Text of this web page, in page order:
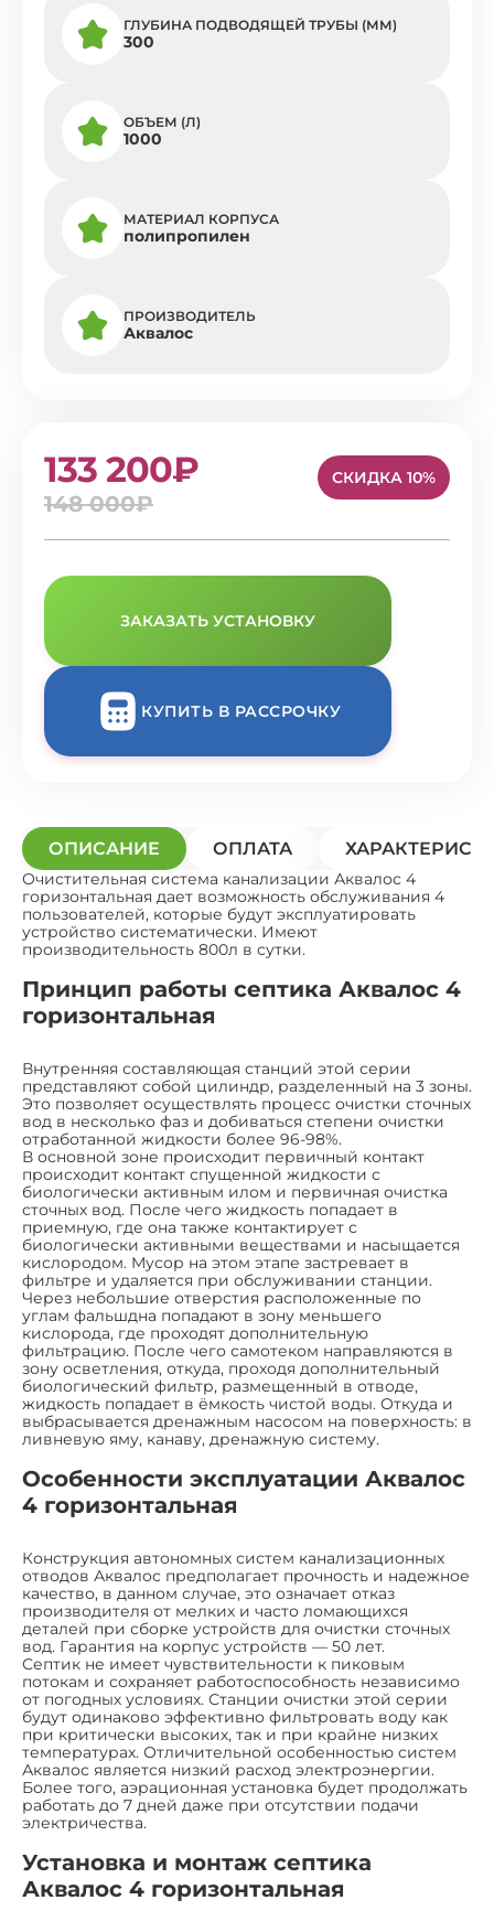
ГЛУБИНА ПОДВОДЯЩЕЙ ТРУБЫ (ММ)
300
ОБЪЕМ (Л)
1000
МАТЕРИАЛ КОРПУСА
полипропилен
ПРОИЗВОДИТЕЛЬ
Аквалос
133 200₽
148 000₽
СКИДКА 10%
ЗАКАЗАТЬ УСТАНОВКУ
КУПИТЬ В РАССРОЧКУ
ОПИСАНИЕ ОПЛАТА
Очистительная система канализации Аквалос 4
горизонтальная дает возможность обслуживания 4
пользователей, которые будут эксплуатировать
устройство систематически. Имеют
производительность 800л в сутки.
Принцип работы септика Аквалос 4
горизонтальная
Внутренняя составляющая станций этой серии
представляют собой цилиндр, разделенный на 3 зоны.
Это позволяет осуществлять процесс очистки сточных
вод в несколько фаз и добиваться степени очистки
отработанной жидкости более 96-98%.
В основной зоне происходит первичный контакт
происходит контакт спущенной жидкости с
биологически активным илом и первичная очистка
сточных вод. После чего жидкость попадает в
приемную, где она также контактирует с
биологически активными веществами и насыщается
кислородом. Мусор на этом этапе застревает в
фильтре и удаляется при обслуживании станции.
Через небольшие отверстия расположенные по
углам фальшдна попадают в зону меньшего
кислорода, где проходят дополнительную
фильтрацию. После чего самотеком направляются в
зону осветления, откуда, проходя дополнительный
биологический фильтр, размещенный в отводе,
жидкость попадает в ёмкость чистой воды. Откуда и
выбрасывается дренажным насосом на поверхность: в
ливневую яму, канаву, дренажную систему.
Особенности эксплуатации Аквалос
4 горизонтальная
Конструкция автономных систем канализационных
отводов Аквалос предполагает прочность и надежное
качество, в данном случае, это означает отказ
производителя от мелких и часто ломающихся
деталей при сборке устройств для очистки сточных
вод. Гарантия на корпус устройств — 50 лет.
Септик не имеет чувствительности к пиковым
потокам и сохраняет работоспособность независимо
от погодных условиях. Станции очистки этой серии
будут одинаково эффективно фильтровать воду как
при критически высоких, так и при крайне низких
температурах. Отличительной особенностью систем
Аквалос является низкий расход электроэнергии.
Более того, аэрационная установка будет продолжать
работать до 7 дней даже при отсутствии подачи
электричества.
Установка и монтаж септика
Аквалос 4 горизонтальная